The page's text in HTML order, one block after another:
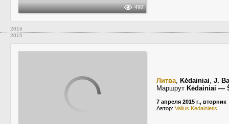
492
2016
2015
Литва, Kėdainiai, J.
Маршрут Kėdainiai —
7 апреля 2015 г., вторник
Автор: Valius Kedainietis